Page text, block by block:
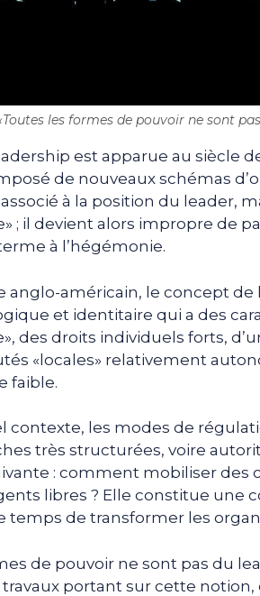
les formes de pouvoir ne sont
est apparue au siècle
de nouveaux schémas
à la position du leader,
; il devient alors impropre de
à l’hégémonie.
anglo-américain, le concept de
et identitaire qui a des
des droits individuels forts,
«locales» relativement
faible.
contexte, les modes de
très structurées, voire
: comment mobiliser des
libres ? Elle constitue une
temps de transformer les
de pouvoir ne sont pas du
portant sur cette